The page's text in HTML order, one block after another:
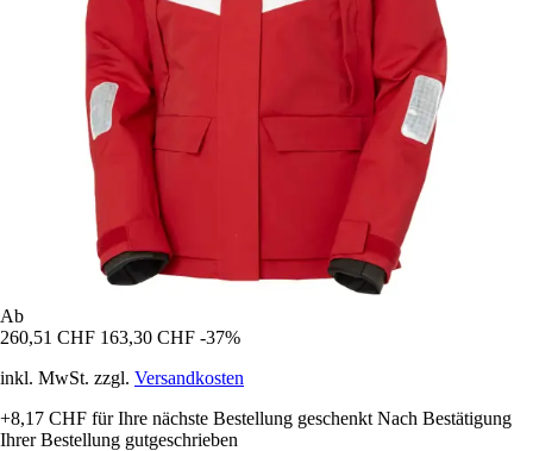
Ab
260,51 CHF 163,30 CHF -37%
inkl. MwSt. zzgl. Versandkosten
+8,17 CHF für Ihre nächste Bestellung geschenkt Nach Bestätigung
Ihrer Bestellung gutgeschrieben